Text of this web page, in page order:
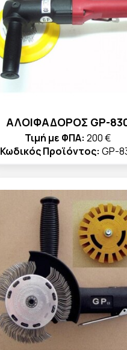
ΑΛΟΙΦΑΔΟΡΟΣ GP-
Τιμή με ΦΠΑ: 200 €
Κωδικός Προϊόντος: GP-